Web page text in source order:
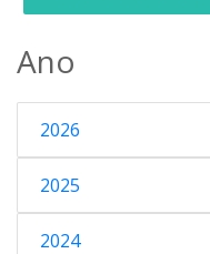
Ano
2026
2025
2024